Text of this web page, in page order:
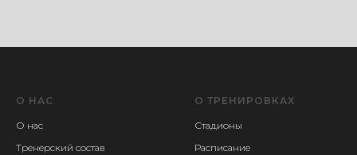
О НАС
О нас
Тренерский состав
О ТРЕНИРОВКАХ
Стадионы
Расписание